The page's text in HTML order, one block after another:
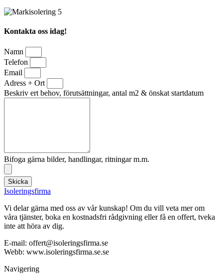
Kontakta oss idag!
Namn
Telefon
Email
Adress + Ort
Beskriv ert behov, förutsättningar, antal m2 & önskat startdatum
Bifoga gärna bilder, handlingar, ritningar m.m.
Skicka
Isoleringsfirma
Vi delar gärna med oss av vår kunskap! Om du vill veta mer om
våra tjänster, boka en kostnadsfri rådgivning eller få en offert, tveka
inte att höra av dig.
E-mail: offert@isoleringsfirma.se
Webb: www.isoleringsfirma.se.se
Navigering